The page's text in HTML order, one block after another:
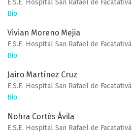
E.S.E. Hospital San Rafael de Facatativá
Bio
Vivian Moreno Mejia
E.S.E. Hospital San Rafael de Facatativá
Bio
Jairo Martínez Cruz
E.S.E. Hospital San Rafael de Facatativá
Bio
Nohra Cortés Ávila
E.S.E. Hospital San Rafael de Facatativá